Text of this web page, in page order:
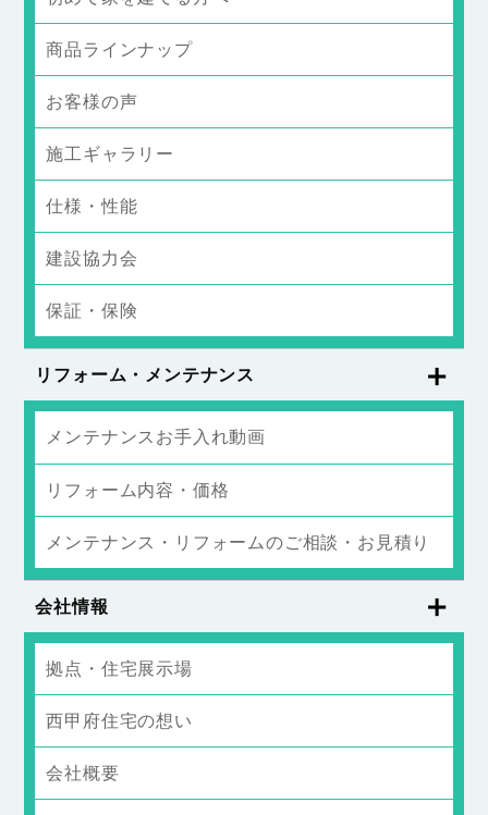
商品ラインナップ
お客様の声
施工ギャラリー
仕様・性能
建設協力会
保証・保険
リフォーム・メンテナンス
メンテナンスお手入れ動画
リフォーム内容・価格
メンテナンス・リフォームのご相談・お見積り
会社情報
拠点・住宅展示場
西甲府住宅の想い
会社概要